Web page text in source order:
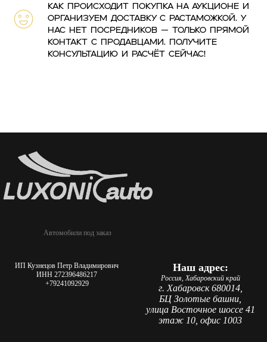
как происходит покупка на аукционе и
организуем доставку с растаможкой. У
нас нет посредников — только прямой
контакт с продавцами. Получите
консультацию и расчёт сейчас!
Автомобили под заказ
ИП Кузнецов Петр Владимирович
ИНН 272396486217
+79241092929
Наш адрес:
Россия, Хабаровский край
г. Хабаровск 680014,
БЦ Золотые башни,
улица Восточное шоссе 41
этаж 10, офис 1003